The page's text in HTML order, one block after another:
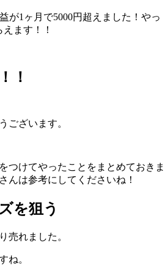
が1ヶ月で5000円超えました！やっ
ます！！
！
ございます。
つけてやったことをまとめておきま
んは参考にしてくださいね！
を狙う
売れました。
ね。